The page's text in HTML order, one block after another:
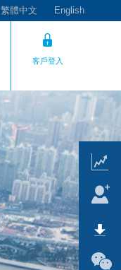
繁體中文 English
客戶登入